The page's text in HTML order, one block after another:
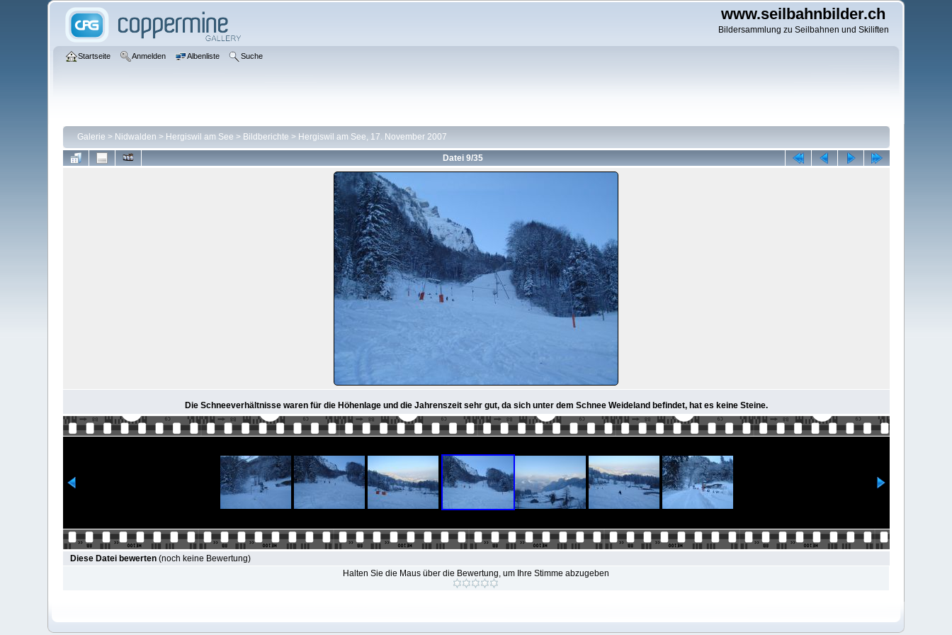
www.seilbahnbilder.ch
Bildersammlung zu Seilbahnen und Skiliften
Startseite Anmelden Albenliste Suche
Galerie > Nidwalden > Hergiswil am See > Bildberichte > Hergiswil am See, 17. November 2007
Datei 9/35
Die Schneeverhältnisse waren für die Höhenlage und die Jahrenszeit sehr gut, da sich unter dem Schnee Weideland befindet, hat es keine Steine.
Diese Datei bewerten(noch keine Bewertung)
Halten Sie die Maus über die Bewertung, um Ihre Stimme abzugeben